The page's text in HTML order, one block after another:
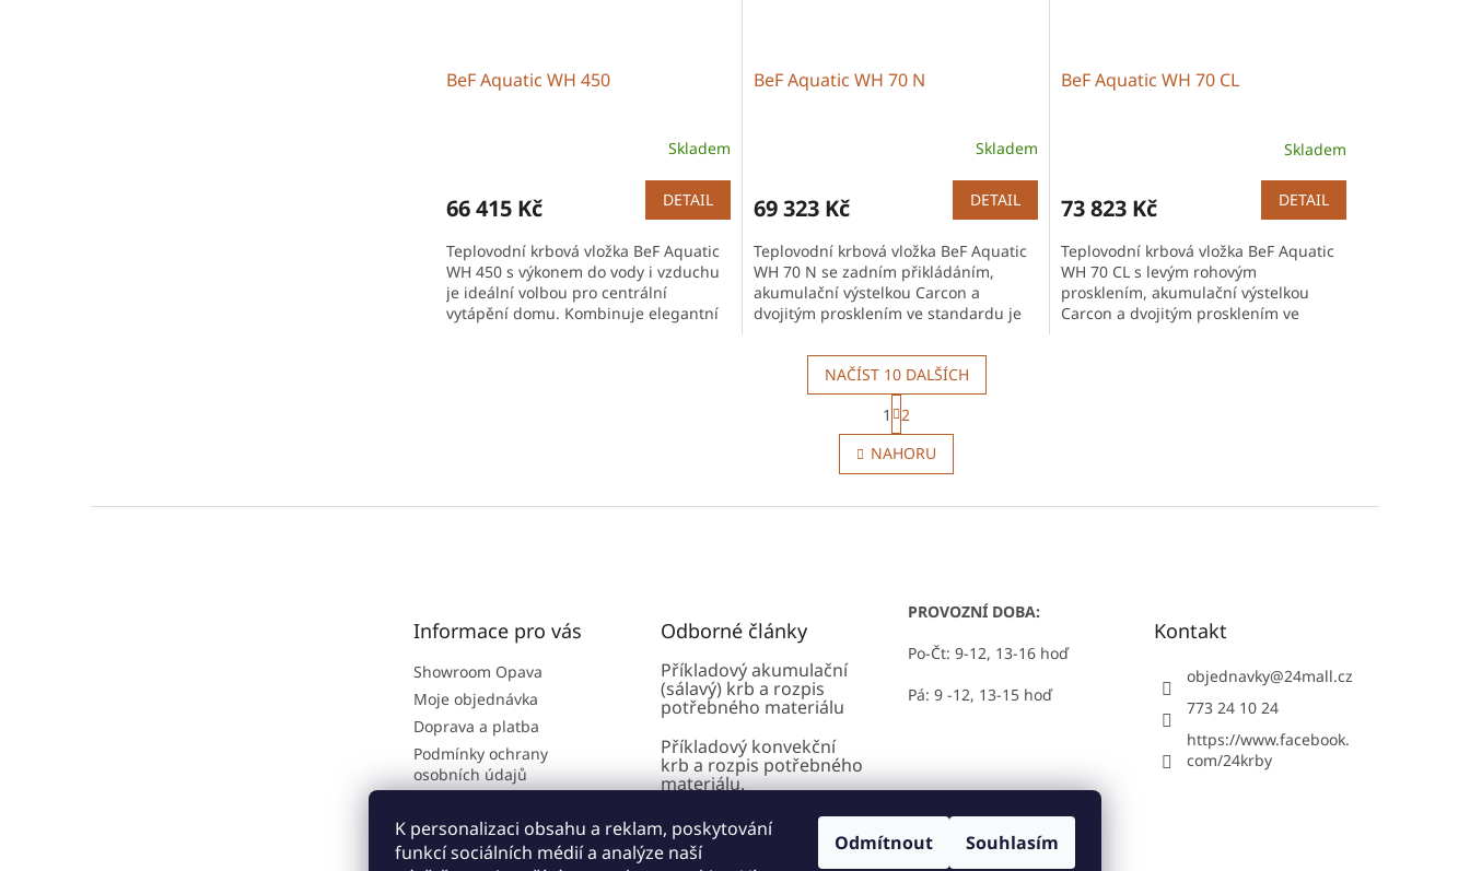
K personalizaci obsahu a reklam, poskytování
funkcí sociálních médií a analýze naší
Odmítnout Souhlasím
BeF Aquatic WH 450
Skladem
66 415 Kč DETAIL
Teplovodní krbová vložka BeF Aquatic
WH 450 s výkonem do vody i vzduchu
je ideální volbou pro centrální
vytápění domu. Kombinuje elegantní
BeF Aquatic WH 70 N
Skladem
69 323 Kč DETAIL
Teplovodní krbová vložka BeF Aquatic
WH 70 N se zadním přikládáním,
akumulační výstelkou Carcon a
dvojitým prosklením ve standardu je
technické...
BeF Aquatic WH 70 CL
Skladem
73 823 Kč DETAIL
Teplovodní krbová vložka BeF Aquatic
WH 70 CL s levým rohovým
prosklením, akumulační výstelkou
Carcon a dvojitým prosklením ve
O
v
l
d
s
u
NAČÍST 10 DALŠÍCH
S
t
r
á
n
o
1
2
NAHORU
Informace pro vás
Showroom Opava
Moje objednávka
Doprava a platba
Podmínky ochrany
osobních údajů
Odborné články
Odborné články
Příkladový akumulační
(sálavý) krb a rozpis
potřebného materiálu
Příkladový konvekční
krb a rozpis potřebného
materiálu.
AMS - Akumulační
modulární systém:
Zásoba tepla až na
PROVOZNÍ DOBA:
Po-Čt: 9-12, 13-16 hoď
Pá: 9 -12, 13-15 hoď
Kontakt
objednavky@24mall.cz
773 24 10 24
https://www.facebook.
com/24krby